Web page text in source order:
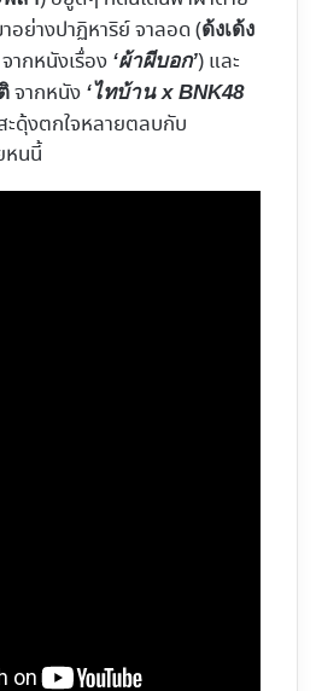
ย่างปาฏิหาริย์ จาลอด (ด้งเด้ง
ากหนังเรื่อง ‘ผ้าผีบอก’) และ
จากหนัง ‘ไทบ้าน x BNK48
ะดุ้งตกใจหลายตลบกับ
หนนี้